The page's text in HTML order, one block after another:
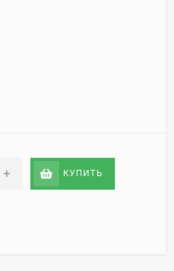
+ КУПИТЬ